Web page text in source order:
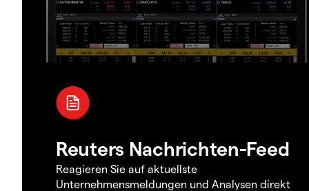
Reuters Nachrichten-Feed
Reagieren Sie auf aktuellste
Unternehmensmeldungen und Analysen direkt